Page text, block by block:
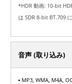
*HDR 動画: 10-bit
は SDR 8-bit BT.709
音声 (取り込み)
▪ MP3, WMA, M4A,